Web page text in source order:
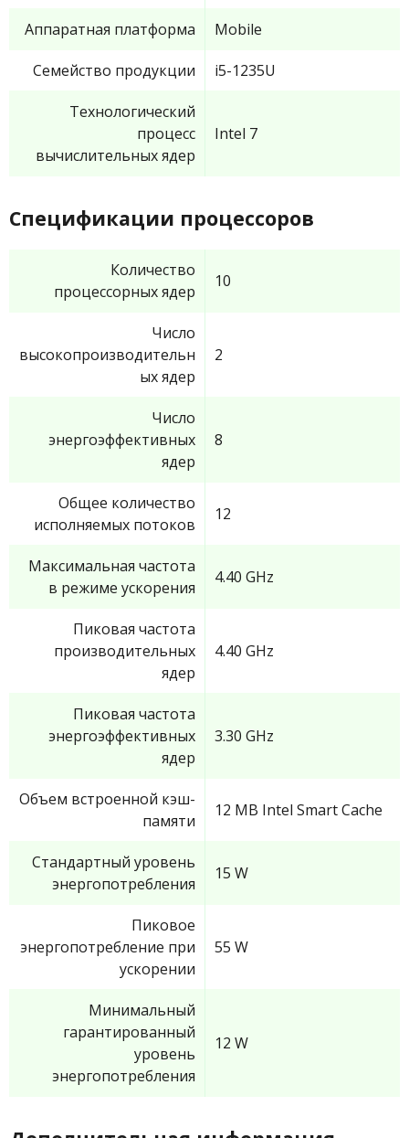
Аппаратная платформа Mobile
Семейство продукции i5-1235U
Технологический
процесс
вычислительных ядер
Intel 7
Спецификации процессоров
Количество
процессорных ядер
10
Число
высокопроизводительн
ых ядер
2
Число
энергоэффективных
ядер
8
Общее количество
исполняемых потоков
12
Максимальная частота
в режиме ускорения
4.40 GHz
Пиковая частота
производительных
ядер
4.40 GHz
Пиковая частота
энергоэффективных
ядер
3.30 GHz
Объем встроенной кэш-
памяти
12 MB Intel Smart Cache
Стандартный уровень
энергопотребления
15 W
Пиковое
энергопотребление при
ускорении
55 W
Минимальный
гарантированный
уровень
энергопотребления
12 W